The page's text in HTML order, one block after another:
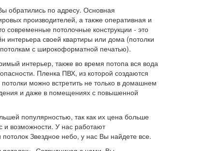
обратились по адресу. Основная
производителей, а также оперативная и
современные потолочные конструкции - это
своей квартиры или дома (потолки
с широкоформатной печатью).
интерьер, также во время потопа вся вода
Пленка ПВХ, из которой создаются
можно встретить не только в домашнем
и даже в помещениях с повышенной
популярностью, так как их цена больше
и возможности. У нас работают
Звездное небо, у нас Вы найдете все.